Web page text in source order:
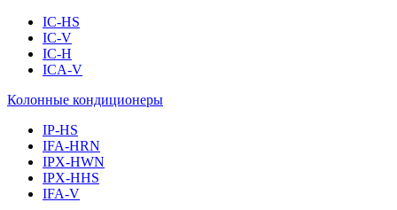
IC-HS
IC-V
IC-H
ICA-V
Колонные кондиционеры
IP-HS
IFA-HRN
IPX-HWN
IPX-HHS
IFA-V